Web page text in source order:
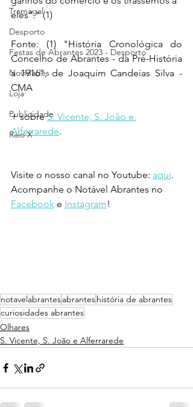
Tramagal
Desporto
Festas de Abrantes 2023 - Desporto
Novidades
Loja
Publicidade
Raio X
eles”." (1)
Fonte: (1) "História Cronológica do
Concelho de Abrantes - da Pré-História
a 1916", de Joaquim Candeias Silva -
CMA
+ sobre S. Vicente, S. João e
Alferrarede.
Visite o nosso canal no Youtube: aqui.
Acompanhe o Notável Abrantes no
Facebook e Instagram!
notavelabrantesabranteshistória de abrantes
curiosidades abrantes
Olhares
S. Vicente, S. João e Alferrarede